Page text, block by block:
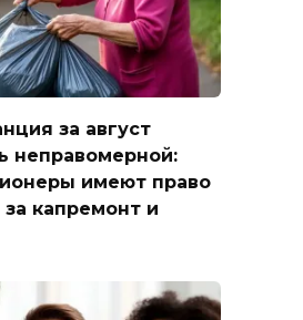
за август
неправомерной:
имеют право
капремонт и